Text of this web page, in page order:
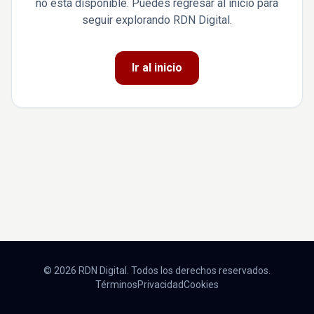
no está disponible. Puedes regresar al inicio para
seguir explorando RDN Digital.
Ir al inicio
© 2026 RDN Digital. Todos los derechos reservados.
TérminosPrivacidadCookies